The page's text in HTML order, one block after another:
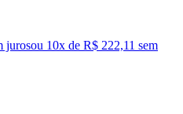
jurosou 10x de R$ 222,11 sem